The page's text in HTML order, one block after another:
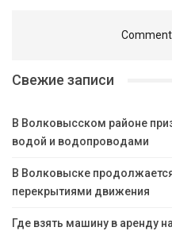
Свежие записи
В Волковысском районе
водой и водопроводами
В Волковыске
перекрытиями движения
Где взять машину в аренду